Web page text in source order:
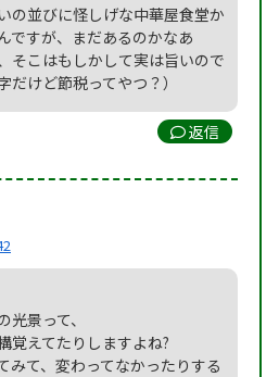
の並びに怪しげな中華屋食堂か
ですが、まだあるのかなあ
そこはもしかして実は旨いので
けど節税ってやつ？）
返信
景って、
覚えてたりしますよね?
みて、変わってなかったりする